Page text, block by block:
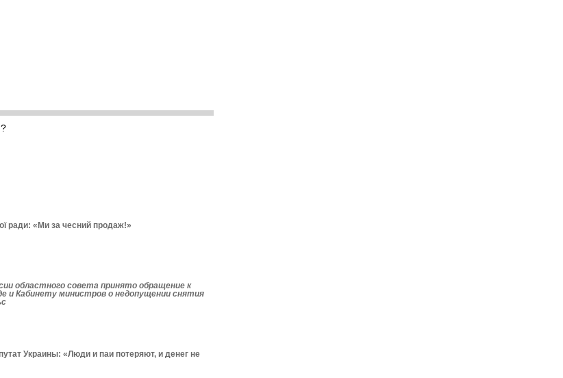
ради: «Ми за чесний продаж!»
областного совета принято обращение к
и Кабинету министров о недопущении снятия
Украины: «Люди и паи потеряют, и денег не